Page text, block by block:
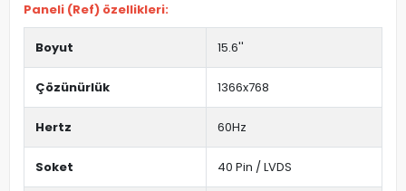
Paneli (Ref) özellikleri:
Boyut 15.6''
Çözünürlük 1366x768
Hertz 60Hz
Soket 40 Pin / LVDS